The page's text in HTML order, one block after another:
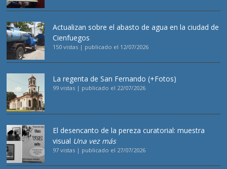
Actualizan sobre el abasto de agua en la ciudad de
Cienfuegos
150 vistas | publicado el 12/07/2026
La regenta de San Fernando (+Fotos)
99 vistas | publicado el 22/07/2026
El desencanto de la pereza curatorial: muestra
visual Una vez más
97 vistas | publicado el 27/07/2026